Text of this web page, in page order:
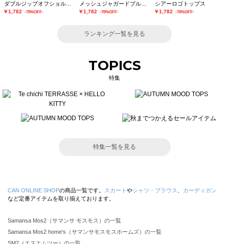
￥1,782 -70%OFF- ￥1,782 -70%OFF-
シアーロゴトップス
￥1,782 -70%OFF-
ランキング一覧を見る
TOPICS
特集
特集一覧を見る
CAN ONLINE SHOPの商品一覧です。 スカート やシャツ・ブラウス
カーディガン
など定番アイテムを取り揃えております。
Samansa Mos2（サマンサ モスモス）の一覧
Samansa Mos2 home's（サマンサモスモスホームズ）の一覧